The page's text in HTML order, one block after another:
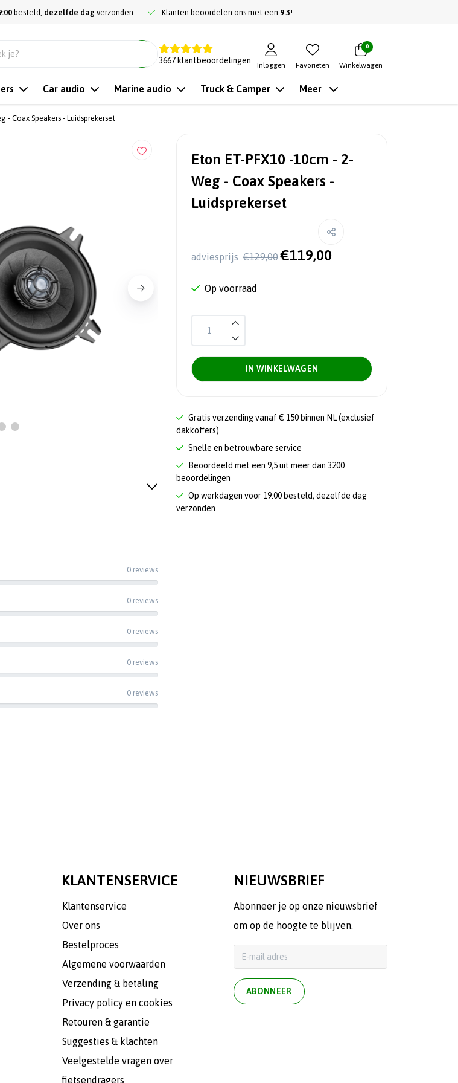
besteld, dezelfde dag verzonden Klanten beoordelen ons met een 9.3!
3667 klantbeoordelingen
Inloggen Favorieten
0
Winkelwagen
Car audio Marine audio Truck & Camper Meer
- Coax Speakers - Luidsprekerset
Eton ET-PFX10 -10cm - 2-
Weg - Coax Speakers -
Luidsprekerset
adviesprijs €129,00 €119,00
Op voorraad
IN WINKELWAGEN
Gratis verzending vanaf € 150 binnen NL (exclusief
dakkoffers)
Snelle en betrouwbare service
Beoordeeld met een 9,5 uit meer dan 3200
beoordelingen
Op werkdagen voor 19:00 besteld, dezelfde dag
verzonden
0 reviews
0 reviews
0 reviews
0 reviews
0 reviews
KLANTENSERVICE
Klantenservice
Over ons
Bestelproces
Algemene voorwaarden
Verzending & betaling
Privacy policy en cookies
Retouren & garantie
Suggesties & klachten
Veelgestelde vragen over
fietsendragers
NIEUWSBRIEF
Abonneer je op onze nieuwsbrief
om op de hoogte te blijven.
ABONNEER